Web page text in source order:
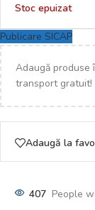
Stoc epuizat
Publicare SICAP
Adaugă produse
transport gratuit!
Adaugă la
407 People